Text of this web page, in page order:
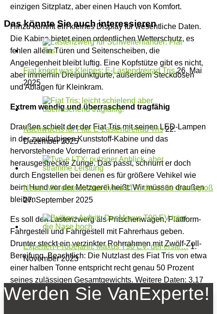
einzigen Sitzplatz, aber einen Hauch von Komfort.
Hinzu kommt ein kleines Display für wesentliche Daten.
Die Kabine bietet einen ordentlichen Wetterschutz, es
fehlen allein Türen und Seitenscheiben, die
Angelegenheit bleibt luftig. Eine Kopfstütze gibt es nicht,
aber immerhin Dreipunktgurte, außerdem Steckdosen
und Ablagen für Kleinkram.
Extrem wendig und überraschend tragfähig
Draußen schielt der der Fiat Tris mit seinen LED-Lampen
in der zweifarbigen Kunststoff-Kabine und das
hervorstehende Vorderrad erinnert an eine
herausgestreckte Zunge. Das passt, schnurrt er doch
durch Engstellen bei denen es für größere Vehikel wie
beim Hund vor der Metzgerei heißt: Wir müssen draußen
bleiben.
Es soll den Lastenzwerg als Pritschenwagen, Plattform-
Fahrgestell und Fahrgestell mit Fahrerhaus geben.
Drunter steckt ein verzinkter Rohrrahmen mit Zwölf-Zoll-
Bereifung. Beachtlich: Die Nutzlast des Fiat Tris von etwa
einer halben Tonne entspricht recht genau 50 Prozent
seines zulässigen Gesamtgewichts. Weitere Daten: 3,17
Meter Länge, Wendekreis lediglich knapp über sechs
Das könnte Sie auch interessieren
Fiat kriegt was Kleines: E-Lastendreirad Tris26. Mai
2025
Nachwuchs für Fiat: E-Lastendreirad Tris22.
Dezember 2025
Neuer Mikrotransporter Tyn-e LTX: der süße Gernegroß
27. September 2025
Experten-Probefahrt: Maxus T90 EV, der erste…1.
November 2023
Werden Sie VanExperte!